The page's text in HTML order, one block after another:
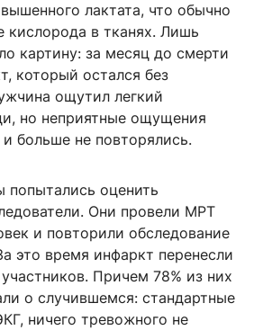
лактата, что обычно
кислорода в тканях. Лишь
картину: за месяц до смерти
который остался без
ощутил легкий
но неприятные ощущения
больше не повторялись.
оценить
Они провели МРТ
и повторили обследование
это время инфаркт перенесли
Причем 78% из них
о случившемся: стандартные
ничего тревожного не